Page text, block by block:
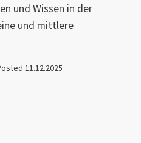
und Wissen in der
und mittlere
11.12.2025